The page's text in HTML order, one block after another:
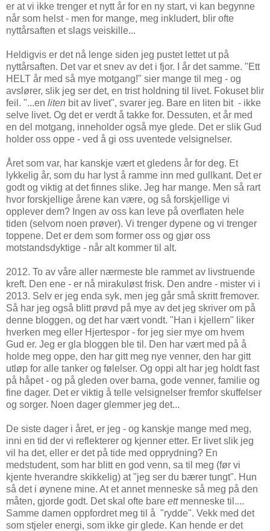
er at vi ikke trenger et nytt år for en ny start, vi kan begynne
når som helst - men for mange, meg inkludert, blir ofte
nyttårsaften et slags veiskille...
Heldigvis er det nå lenge siden jeg pustet lettet ut på
nyttårsaften. Det var et snev av det i fjor. I år det samme. "Ett
HELT år med så mye motgang!" sier mange til meg - og
avslører, slik jeg ser det, en trist holdning til livet. Fokuset blir
feil. "...en liten bit av livet", svarer jeg. Bare en liten bit - ikke
selve livet. Og det er verdt å takke for. Dessuten, et år med
en del motgang, inneholder også mye glede. Det er slik Gud
holder oss oppe - ved å gi oss uventede velsignelser.
Året som var, har kanskje vært et gledens år for deg. Et
lykkelig år, som du har lyst å ramme inn med gullkant. Det er
godt og viktig at det finnes slike. Jeg har mange. Men så rart
hvor forskjellige årene kan være, og så forskjellige vi
opplever dem? Ingen av oss kan leve på overflaten hele
tiden (selvom noen prøver). Vi trenger dypene og vi trenger
toppene. Det er dem som former oss og gjør oss
motstandsdyktige - når alt kommer til alt.
2012. To av våre aller nærmeste ble rammet av livstruende
kreft. Den ene - er nå mirakuløst frisk. Den andre - mister vi i
2013. Selv er jeg enda syk, men jeg går små skritt fremover.
Så har jeg også blitt prøvd på mye av det jeg skriver om på
denne bloggen, og det har vært vondt. "Han i kjellern" liker
hverken meg eller Hjertespor - for jeg sier mye om hvem
Gud er. Jeg er gla bloggen ble til. Den har vært med på å
holde meg oppe, den har gitt meg nye venner, den har gitt
utløp for alle tanker og følelser. Og oppi alt har jeg holdt fast
på håpet - og på gleden over barna, gode venner, familie og
fine dager. Det er viktig å telle velsignelser fremfor skuffelser
og sorger. Noen dager glemmer jeg det...
De siste dager i året, er jeg - og kanskje mange med meg,
inni en tid der vi reflekterer og kjenner etter. Er livet slik jeg
vil ha det, eller er det på tide med opprydning? En
medstudent, som har blitt en god venn, sa til meg (før vi
kjente hverandre skikkelig) at "jeg ser du bærer tungt". Hun
så det i øynene mine. At et annet menneske så meg på den
måten, gjorde godt. Det skal ofte bare ettmenneske til....
Samme damen oppfordret meg til å "rydde". Vekk med det
som stjeler energi, som ikke gir glede. Kan hende er det